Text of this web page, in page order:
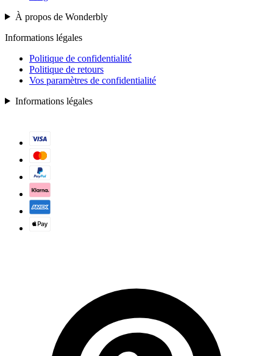
À propos de Wonderbly
Informations légales
Politique de confidentialité
Politique de retours
Vos paramètres de confidentialité
Informations légales